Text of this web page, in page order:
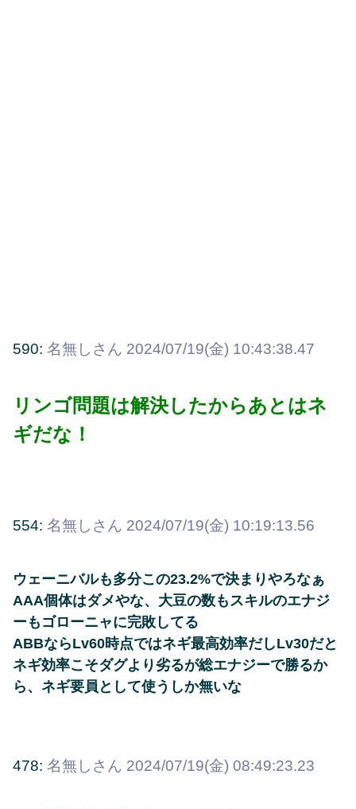
590: 名無しさん 2024/07/19(金) 10:43:38.47
リンゴ問題は解決したからあとはネ
ギだな！
554: 名無しさん 2024/07/19(金) 10:19:13.56
ウェーニバルも多分この23.2%で決まりやろなぁ
AAA個体はダメやな、大豆の数もスキルのエナジ
ーもゴローニャに完敗してる
ABBならLv60時点ではネギ最高効率だしLv30だと
ネギ効率こそダグより劣るが総エナジーで勝るか
ら、ネギ要員として使うしか無いな
478: 名無しさん 2024/07/19(金) 08:49:23.23